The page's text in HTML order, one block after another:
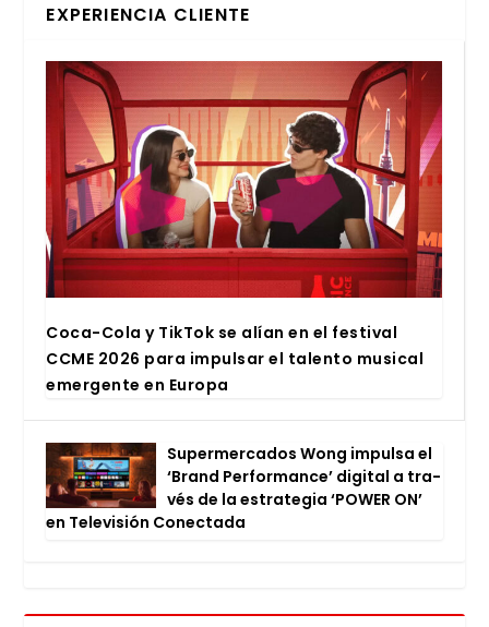
EXPERIENCIA CLIENTE
Coca-Cola y Tik­Tok se alían en el fes­ti­val
CCME 2026 para impul­sar el talen­to musi­cal
emer­gen­te en Euro­pa
Super­mer­ca­dos Wong impul­sa el
‘Brand Per­for­man­ce’ digi­tal a tra­
vés de la estra­te­gia ‘POWER ON’
en Tele­vi­sión Conec­ta­da